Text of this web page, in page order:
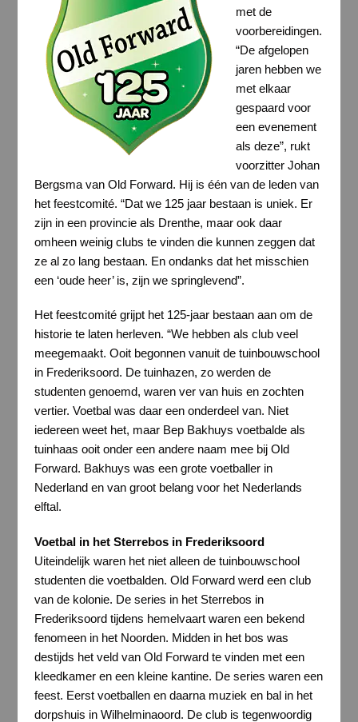
met de
voorbereidingen.
“De afgelopen
jaren hebben we
met elkaar
gespaard voor
een evenement
als deze”, rukt
voorzitter Johan
Bergsma van Old Forward. Hij is één van de leden van
het feestcomité. “Dat we 125 jaar bestaan is uniek. Er
zijn in een provincie als Drenthe, maar ook daar
omheen weinig clubs te vinden die kunnen zeggen dat
ze al zo lang bestaan. En ondanks dat het misschien
een ‘oude heer’ is, zijn we springlevend”.
Het feestcomité grijpt het 125-jaar bestaan aan om de
historie te laten herleven. “We hebben als club veel
meegemaakt. Ooit begonnen vanuit de tuinbouwschool
in Frederiksoord. De tuinhazen, zo werden de
studenten genoemd, waren ver van huis en zochten
vertier. Voetbal was daar een onderdeel van. Niet
iedereen weet het, maar Bep Bakhuys voetbalde als
tuinhaas ooit onder een andere naam mee bij Old
Forward. Bakhuys was een grote voetballer in
Nederland en van groot belang voor het Nederlands
elftal.
Voetbal in het Sterrebos in Frederiksoord
Uiteindelijk waren het niet alleen de tuinbouwschool
studenten die voetbalden. Old Forward werd een club
van de kolonie. De series in het Sterrebos in
Frederiksoord tijdens hemelvaart waren een bekend
fenomeen in het Noorden. Midden in het bos was
destijds het veld van Old Forward te vinden met een
kleedkamer en een kleine kantine. De series waren een
feest. Eerst voetballen en daarna muziek en bal in het
dorpshuis in Wilhelminaoord. De club is tegenwoordig